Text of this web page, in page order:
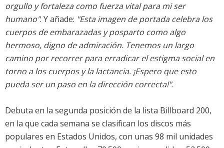
orgullo y fortaleza como fuerza vital para mi ser
humano". Y añade: "Esta imagen de portada celebra los
cuerpos de embarazadas y posparto como algo
hermoso, digno de admiración. Tenemos un largo
camino por recorrer para erradicar el estigma social en
torno a los cuerpos y la lactancia. ¡Espero que esto
pueda ser un paso en la dirección correcta!".
Debuta en la segunda posición de la lista Billboard 200,
en la que cada semana se clasifican los discos más
populares en Estados Unidos, con unas 98 mil unidades